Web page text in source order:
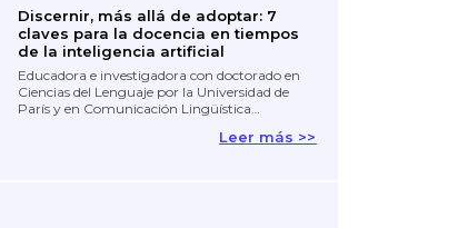
Discernir, más allá de adoptar: 7
claves para la docencia en tiempos
de la inteligencia artificial
Educadora e investigadora con doctorado en
Ciencias del Lenguaje por la Universidad de
París y en Comunicación Lingüística…
Leer más >>